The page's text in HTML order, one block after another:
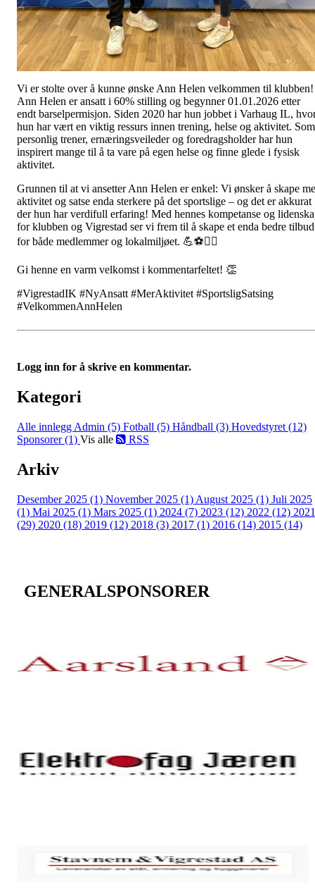
Vi er stolte over å kunne ønske Ann Helen velkommen til klubben!
Ann Helen er ansatt i 60% stilling og begynner 01.01.2026 etter
endt barselpermisjon. Siden 2020 har hun jobbet i Varhaug IL,
hun har vært en viktig ressurs innen trening, helse og aktivitet. Som
personlig trener, ernæringsveileder og foredragsholder har hun
inspirert mange til å ta vare på egen helse og finne glede i fysisk
aktivitet.
Grunnen til at vi ansetter Ann Helen er enkel: Vi ønsker å skape
aktivitet og satse enda sterkere på det sportslige – og det er akkurat
der hun har verdifull erfaring! Med hennes kompetanse og
for klubben og Vigrestad ser vi frem til å skape et enda bedre tilbud
for både medlemmer og lokalmiljøet. 💪⚽🏋️‍♀️
Gi henne en varm velkomst i kommentarfeltet! 👏
#VigrestadIK #NyAnsatt #MerAktivitet #SportsligSatsing
#VelkommenAnnHelen
Logg inn for å skrive en kommentar.
Kategori
Alle innlegg Admin (5) Fotball (5) Håndball (3) Hovedstyret (12)
Sponsorer (1) Vis alle RSS
Arkiv
Desember 2025 (1) November 2025 (1) August 2025 (1) Juli 2025
(1) Mai 2025 (1) Mars 2025 (1) 2024 (7) 2023 (12) 2022 (12) 2021
(29) 2020 (18) 2019 (12) 2018 (3) 2017 (1) 2016 (14) 2015 (14)
GENERALSPONSORER